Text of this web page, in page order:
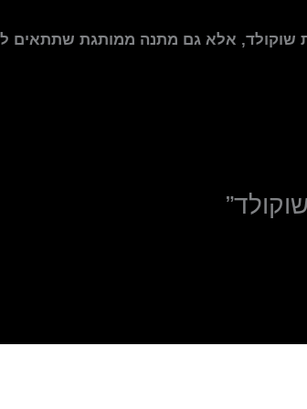
שוקולד, אלא גם מתנה ממותגת שתתאים